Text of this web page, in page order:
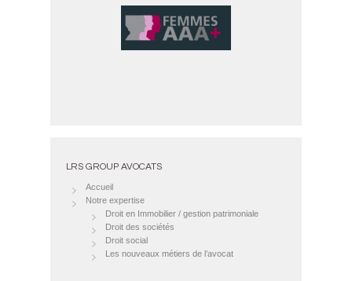
LRS GROUP AVOCATS
Accueil
Notre expertise
Droit en Immobilier / gestion patrimoniale
Droit des sociétés
Droit social
Les nouveaux métiers de l’avocat